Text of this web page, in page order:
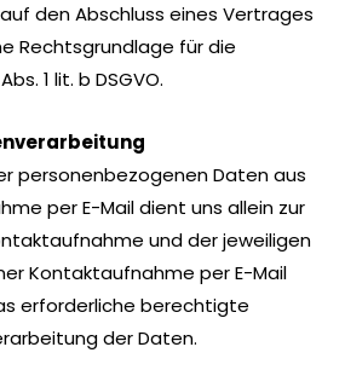
den Abschluss eines Vertrages
Rechtsgrundlage für die
1 lit. b DSGVO.
personenbezogenen Daten aus
per E-Mail dient uns allein zur
und der jeweiligen
Kontaktaufnahme per E-Mail
erforderliche berechtigte
der Daten.